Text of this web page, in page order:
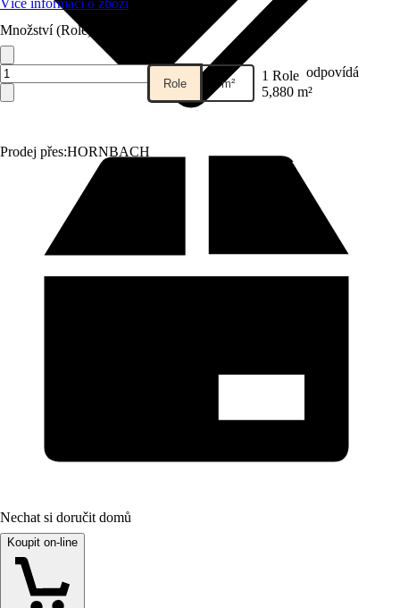
Prodej přes:HORNBACH
Více informací o zboží
Množství (Role)
Role m² 1 Role odpovídá
5,880 m²
Nechat si doručit domů
Koupit on-line